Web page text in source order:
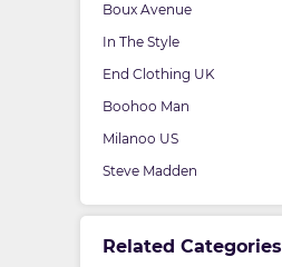
Boux Avenue
In The Style
End Clothing UK
Boohoo Man
Milanoo US
Steve Madden
Related Categories